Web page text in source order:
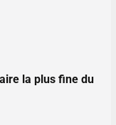
la plus fine du